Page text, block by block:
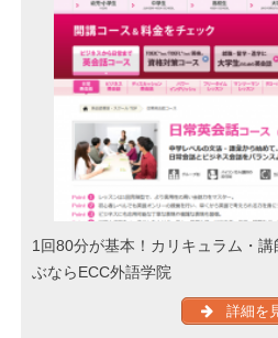
1回80分が基本！カリキュラム・
ぶならECC外語学院
詳細を